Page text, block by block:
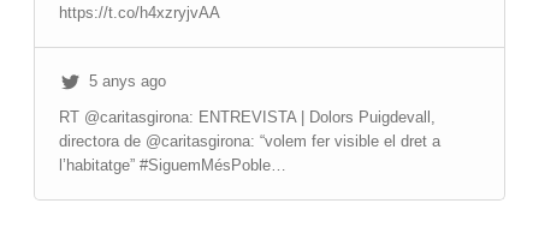
https://t.co/h4xzryjvAA
5 anys ago
RT @caritasgirona: ENTREVISTA | Dolors Puigdevall,
directora de @caritasgirona: “volem fer visible el dret a
l’habitatge” #SiguemMésPoble…